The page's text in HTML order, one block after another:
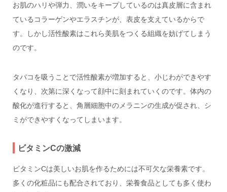
お肌のハリや弾力、潤いをキープしているのは真皮層に含まれ
ているコラーゲンやエラスチンが、表皮を支えているからで
す。しかし活性酸素はこれら美肌をつくる組織を妨げてしまう
のです。
タバコを吸うことで活性酸素が増加すると、小じわができやす
くなり、次第に深くなって顔中に刻まれていくのです。体内の
酸化が進行すると、角層細胞中のメラニンの生成が促され、シ
ミができやすくなってしまいます。
ビタミンCの激減
ビタミンCは美しいお肌を作るためには不可欠な栄養素です。
多くの化粧品にも配合されており、栄養食品としても多く使わ